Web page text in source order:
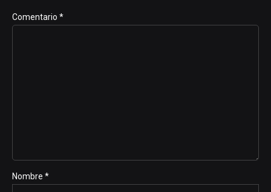
Comentario *
Nombre *